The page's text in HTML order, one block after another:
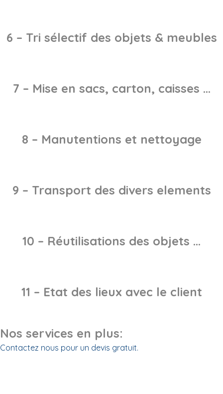
6 – Tri sélectif des objets & meubles
7 – Mise en sacs, carton, caisses …
8 – Manutentions et nettoyage
9 – Transport des divers elements
10 – Réutilisations des objets …
11 – Etat des lieux avec le client
Nos services en plus:
Contactez nous pour un devis gratuit.